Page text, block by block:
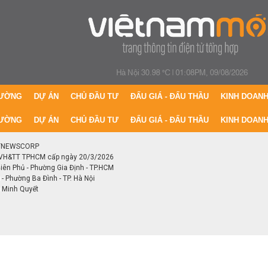
Hà Nội 30.98 °C|01:08PM, 09/08/2026
DỰ ÁN CHỦ ĐẦU TƯ ĐẤU GIÁ - ĐẤU THẦU KINH DOANH
DỰ ÁN CHỦ ĐẦU TƯ ĐẤU GIÁ - ĐẤU THẦU KINH DOANH
TPHCM cấp ngày 20/3/2026
Phủ - Phường Gia Định - TP.HCM
Phường Ba Đình - TP. Hà Nội
Minh Quyết